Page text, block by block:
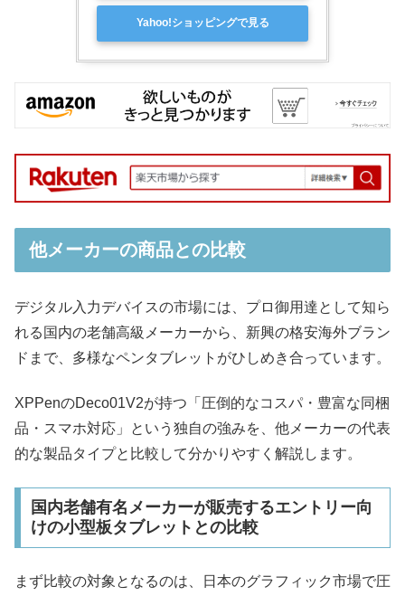
Yahoo!ショッピングで見る
他メーカーの商品との比較
デジタル入力デバイスの市場には、プロ御用達として知ら
れる国内の老舗高級メーカーから、新興の格安海外ブラン
ドまで、多様なペンタブレットがひしめき合っています。
XPPenのDeco01V2が持つ「圧倒的なコスパ・豊富な同梱
品・スマホ対応」という独自の強みを、他メーカーの代表
的な製品タイプと比較して分かりやすく解説します。
国内老舗有名メーカーが販売するエントリー向
けの小型板タブレットとの比較
まず比較の対象となるのは、日本のグラフィック市場で圧